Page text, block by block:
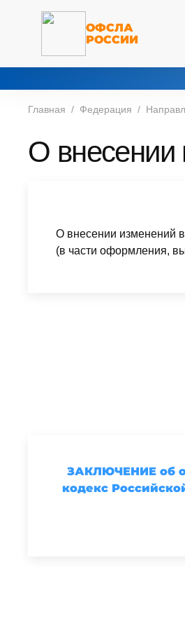
ОФСЛА
РОССИИ
Главная Федерация
О внесении
О внесении изменений
(в части оформления,
ЗАКЛЮЧЕНИЕ об
кодекс